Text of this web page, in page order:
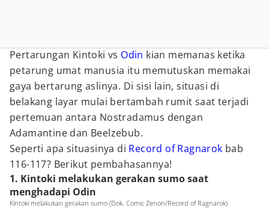
Pertarungan Kintoki vs Odin kian memanas ketika
petarung umat manusia itu memutuskan memakai
gaya bertarung aslinya. Di sisi lain, situasi di
belakang layar mulai bertambah rumit saat terjadi
pertemuan antara Nostradamus dengan
Adamantine dan Beelzebub.
Seperti apa situasinya di Record of Ragnarok bab
116-117? Berikut pembahasannya!
1. Kintoki melakukan gerakan sumo saat
menghadapi Odin
Kintoki melakukan gerakan sumo (Dok. Comic Zenon/Record of Ragnarok)